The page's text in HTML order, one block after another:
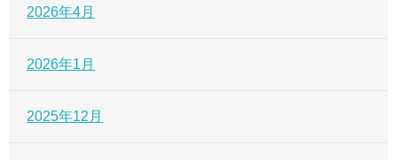
2026年4月
2026年1月
2025年12月